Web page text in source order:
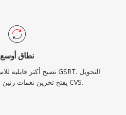
نطاق أوسع
يفتح تخزين نغمات رنين مضغوطة لا يوفره CVS.